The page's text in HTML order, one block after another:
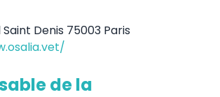
Denis 75003 Paris
de la